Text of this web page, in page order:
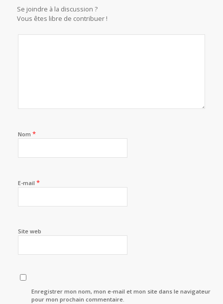
Se joindre à la discussion ?
Vous êtes libre de contribuer !
Nom *
E-mail *
Site web
Enregistrer mon nom, mon e-mail et mon site dans le navigateur
pour mon prochain commentaire.